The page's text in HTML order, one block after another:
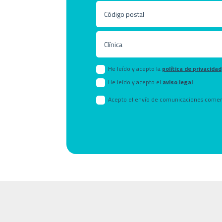
He leído y acepto la política de privacidad
He leído y acepto el aviso legal
Acepto el envío de comunicaciones